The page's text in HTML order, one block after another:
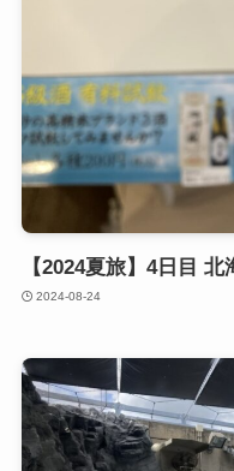
【2024夏旅】4日目 北
2024-08-24